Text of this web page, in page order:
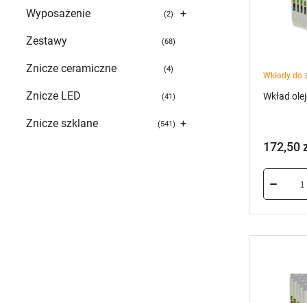
Wkłady do
Wkład
172,50
+
Wyposażenie 2
Zestawy 68
Znicze ceramiczne 4
Znicze LED 41
+
Znicze szklane 541